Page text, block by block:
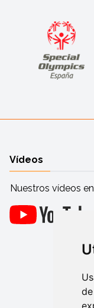
Vídeos
Nuestros vídeos en